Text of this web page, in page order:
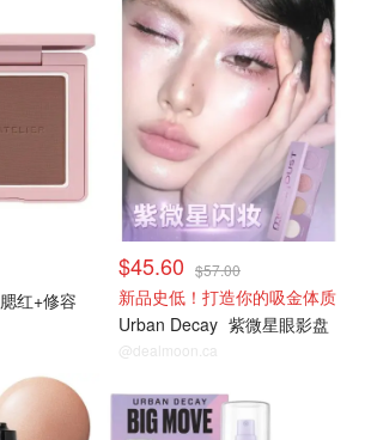
腮红+修容
$45.60 $57.00
新品史低！打造你的吸金体质
Urban Decay 紫微星眼影盘
@dealmoon.ca